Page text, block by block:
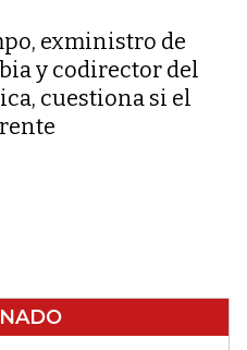
exministro de
y codirector del
cuestiona si el